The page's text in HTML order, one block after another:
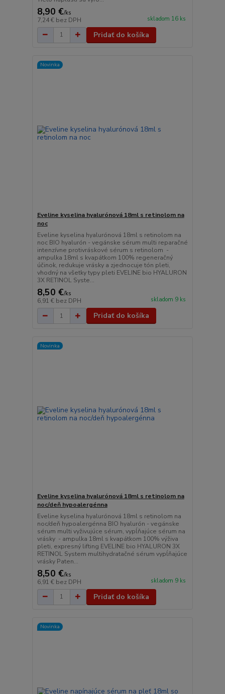
8,90 €/ks
7,24 € bez DPH skladom 16 ks
Pridať do košíka
Novinka
Eveline kyselina hyalurónová 18ml s retinolom na
noc
Eveline kyselina hyalurónová 18ml s retinolom na
noc BIO hyalurón - vegánske sérum multi reparačné
intenzívne protivráskové sérum s retinolom -
ampulka 18ml s kvapátkom 100% regeneračný
účinok, redukuje vrásky a zjednocuje tón pleti,
vhodný na všetky typy pleti EVELINE bio HYALURON
3X RETINOL Syste...
8,50 €/ks
6,91 € bez DPH skladom 9 ks
Pridať do košíka
Novinka
Eveline kyselina hyalurónová 18ml s retinolom na
noc/deň hypoalergénna
Eveline kyselina hyalurónová 18ml s retinolom na
noc/deň hypoalergénna BIO hyalurón - vegánske
sérum multi vyživujúce sérum, vypĺňajúce sérum na
vrásky - ampulka 18ml s kvapátkom 100% výživa
pleti, expresný lifting EVELINE bio HYALURON 3X
RETINOL System multihydratačné sérum vypĺňajúce
vrásky Paten...
8,50 €/ks
6,91 € bez DPH skladom 9 ks
Pridať do košíka
Novinka